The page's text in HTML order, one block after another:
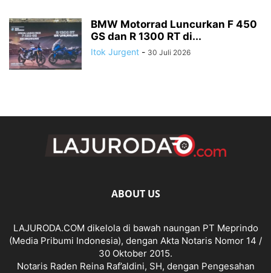
BMW Motorrad Luncurkan F 450
GS dan R 1300 RT di...
Itok Jurgent - 30 Juli 2026
ABOUT US
LAJURODA.COM dikelola di bawah naungan PT Meprindo
(Media Pribumi Indonesia), dengan Akta Notaris Nomor 14 /
30 Oktober 2015.
Notaris Raden Reina Raf’aldini, SH, dengan Pengesahan